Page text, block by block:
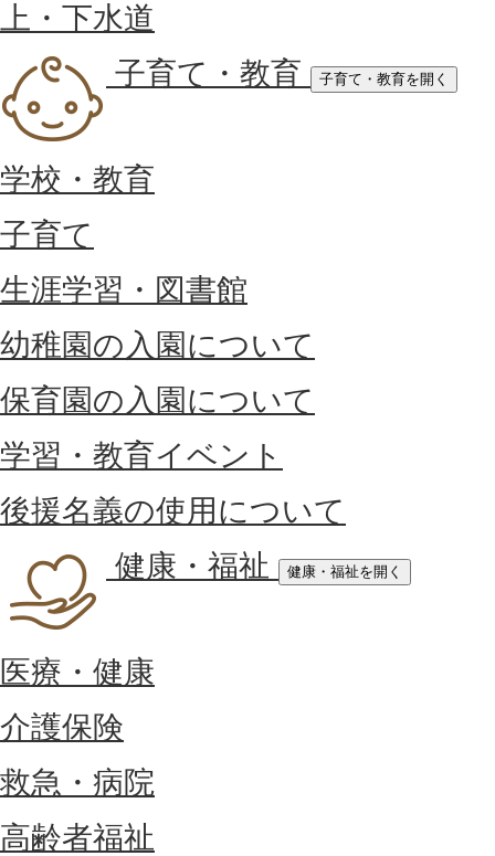
上・下水道
子育て・教育
子育て・教育を開く
学校・教育
子育て
生涯学習・図書館
幼稚園の入園について
保育園の入園について
学習・教育イベント
後援名義の使用について
健康・福祉
健康・福祉を開く
医療・健康
介護保険
救急・病院
高齢者福祉